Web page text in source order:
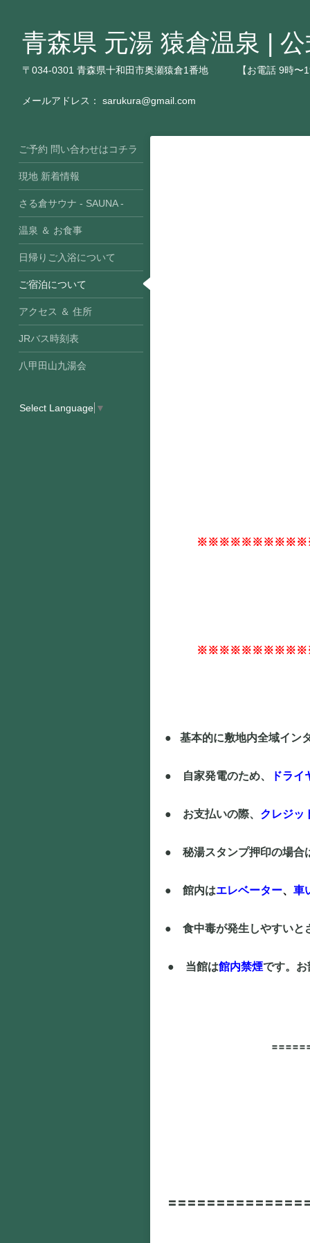
青森県 元湯 猿倉温泉 |
〒034-0301 青森県十和田市奥瀬猿倉1番地 【お電話 9時〜
メールアドレス： sarukura@gmail.com
● 基本的に敷地内全域イン
● 自家発電のため、 ドライ
● お支払いの際、 クレジッ
● 秘湯スタンプ押印の場合
● 館内はエレベーター、 車
● 食中毒が発生しやすいと
● 当館は館内禁煙です。
〓〓〓〓〓
〓〓〓〓〓〓〓〓〓〓〓〓〓〓
ご予約 問い合わせはコチラ
現地 新着情報
さる倉サウナ - SAUNA -
温泉 ＆ お食事
日帰りご入浴について
ご宿泊について
アクセス ＆ 住所
JRバス時刻表
八甲田山九湯会
Select Language ▼